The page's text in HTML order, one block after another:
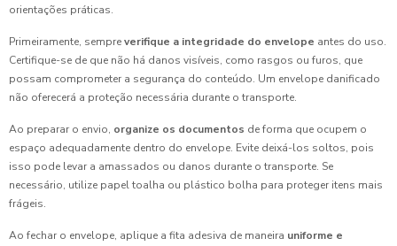
orientações práticas.
Primeiramente, sempreverifique a integridade do envelope antes do uso.
Certifique-se de que não há danos visíveis, como rasgos ou furos, que
possam comprometer a segurança do conteúdo. Um envelope danificado
não oferecerá a proteção necessária durante o transporte.
Ao preparar o envio, organize os documentos de forma que ocupem o
espaço adequadamente dentro do envelope. Evite deixá-los soltos, pois
isso pode levar a amassados ou danos durante o transporte. Se
necessário, utilize papel toalha ou plástico bolha para proteger itens mais
frágeis.
Ao fechar o envelope, aplique a fita adesiva de maneira uniforme e